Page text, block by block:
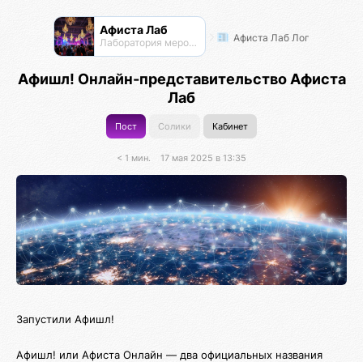
Афиста Лаб
Лаборатория мероприятий Афиста Лаб Лог
Афишл! Онлайн-представительство Афиста
Лаб
Пост Солики Кабинет
< 1 мин. 17 мая 2025 в 13:35
Запустили Афишл!
Афишл! или Афиста Онлайн — два официальных названия